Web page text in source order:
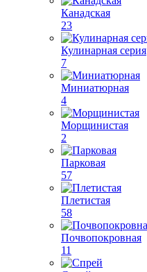
Канадская
23
Кулинарная серия
7
Миниатюрная
4
Морщинистая
2
Парковая
57
Плетистая
58
Почвопокровная
11